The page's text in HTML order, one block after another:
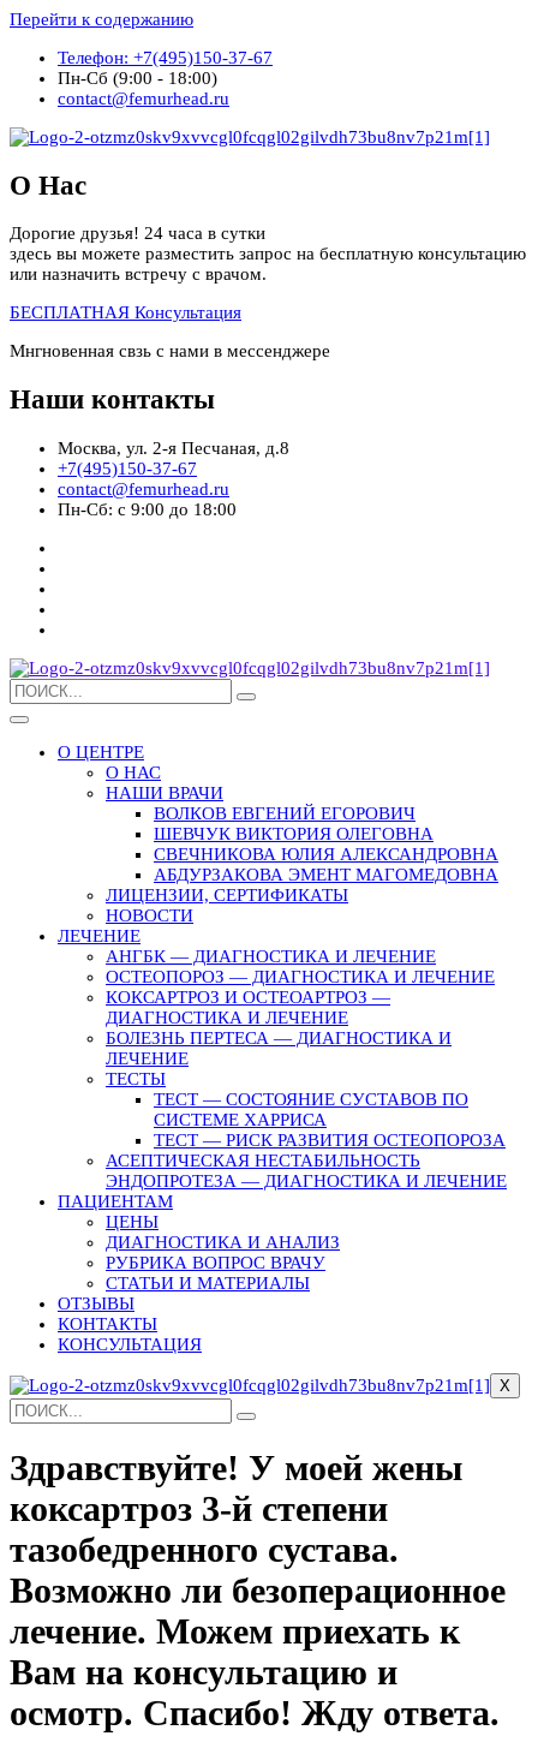
Перейти к содержанию
Телефон: +7(495)150-37-67
Пн-Сб (9:00 - 18:00)
contact@femurhead.ru
О Нас
Дорогие друзья! 24 часа в сутки
здесь вы можете разместить запрос на бесплатную консультацию
или назначить встречу с врачом.
БЕСПЛАТНАЯ Консультация
Мнгновенная свзь с нами в мессенджере
Наши контакты
Москва, ул. 2-я Песчаная, д.8
+7(495)150-37-67
contact@femurhead.ru
Пн-Сб: с 9:00 до 18:00
О ЦЕНТРЕ
О НАС
НАШИ ВРАЧИ
ВОЛКОВ ЕВГЕНИЙ ЕГОРОВИЧ
ШЕВЧУК ВИКТОРИЯ ОЛЕГОВНА
СВЕЧНИКОВА ЮЛИЯ АЛЕКСАНДРОВНА
АБДУРЗАКОВА ЭМЕНТ МАГОМЕДОВНА
ЛИЦЕНЗИИ, СЕРТИФИКАТЫ
НОВОСТИ
ЛЕЧЕНИЕ
АНГБК — ДИАГНОСТИКА И ЛЕЧЕНИЕ
ОСТЕОПОРОЗ — ДИАГНОСТИКА И ЛЕЧЕНИЕ
КОКСАРТРОЗ И ОСТЕОАРТРОЗ —
ДИАГНОСТИКА И ЛЕЧЕНИЕ
БОЛЕЗНЬ ПЕРТЕСА — ДИАГНОСТИКА И
ЛЕЧЕНИЕ
ТЕСТЫ
ТЕСТ — СОСТОЯНИЕ СУСТАВОВ ПО
СИСТЕМЕ ХАРРИСА
ТЕСТ — РИСК РАЗВИТИЯ ОСТЕОПОРОЗА
АСЕПТИЧЕСКАЯ НЕСТАБИЛЬНОСТЬ
ЭНДОПРОТЕЗА — ДИАГНОСТИКА И ЛЕЧЕНИЕ
ПАЦИЕНТАМ
ЦЕНЫ
ДИАГНОСТИКА И АНАЛИЗ
РУБРИКА ВОПРОС ВРАЧУ
СТАТЬИ И МАТЕРИАЛЫ
ОТЗЫВЫ
КОНТАКТЫ
КОНСУЛЬТАЦИЯ
X
Здравствуйте! У моей жены
коксартроз 3-й степени
тазобедренного сустава.
Возможно ли безоперационное
лечение. Можем приехать к
Вам на консультацию и
осмотр. Спасибо! Жду ответа.